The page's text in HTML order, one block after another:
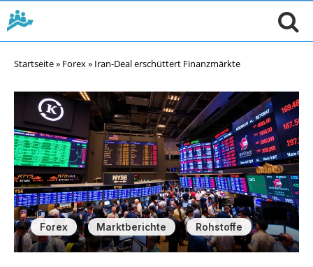
Startseite» Forex» Iran-Deal erschüttert Finanzmärkte
Forex , Marktberichte , Rohstoffe